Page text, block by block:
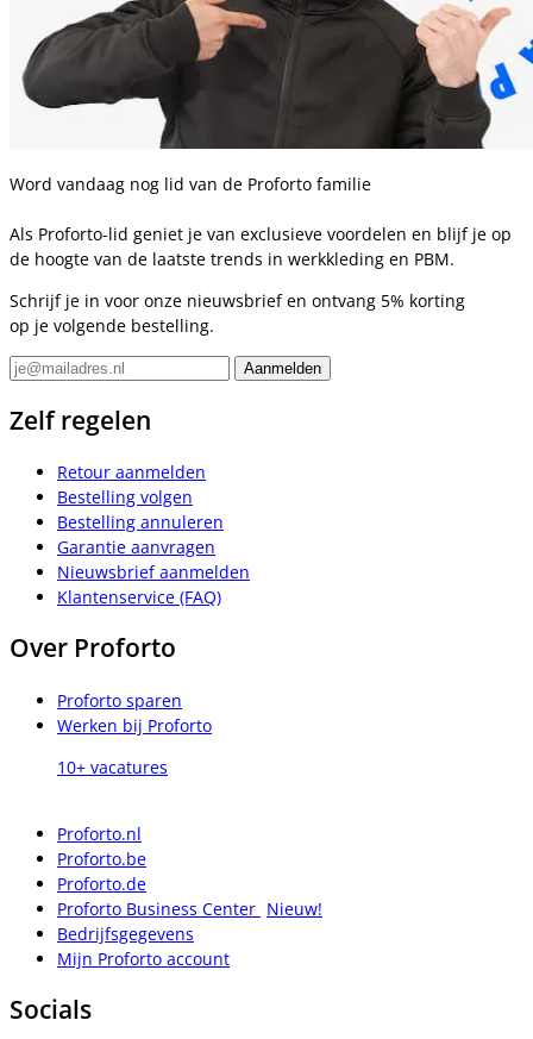
Word vandaag nog lid van de Proforto familie
Als Proforto-lid geniet je van exclusieve voordelen en blijf je op
de hoogte van de laatste trends in werkkleding en PBM.
Schrijf je in voor onze nieuwsbrief en ontvang 5% korting
op je volgende bestelling.
Zelf regelen
Retour aanmelden
Bestelling volgen
Bestelling annuleren
Garantie aanvragen
Nieuwsbrief aanmelden
Klantenservice (FAQ)
Over Proforto
Proforto sparen
Werken bij Proforto
10+ vacatures
Proforto.nl
Proforto.be
Proforto.de
Proforto Business Center Nieuw!
Bedrijfsgegevens
Mijn Proforto account
Socials